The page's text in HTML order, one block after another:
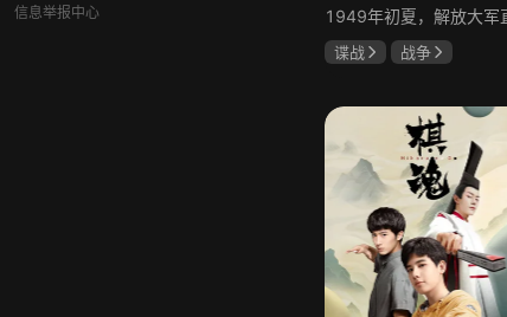
信息举报中心
谍战
战争